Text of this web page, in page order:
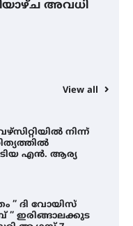
അവധി
View all
” ദി വോയിസ്
ഇരിങ്ങാലക്കുട
ആഗസ്റ്റ് 7
ചെയ്യുന്നു
കോളജ്